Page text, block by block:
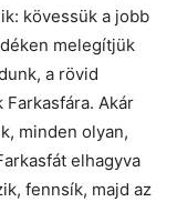
kövessük a jobb
melegítjük
a rövid
Akár
minden olyan,
elhagyva
fennsík, majd az